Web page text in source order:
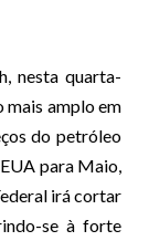
nesta quarta-
mais amplo em
do petróleo
para Maio,
irá cortar
se à forte